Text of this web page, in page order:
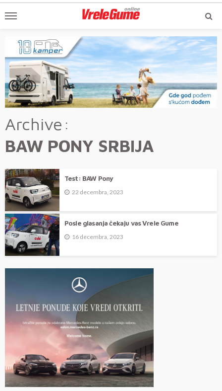
Archive
BAW PONY SRBIJA
Test: BAW Pony
22 decembra, 2023
Posle glasanja čekaju vas Vrele Gume
16 decembra, 2023